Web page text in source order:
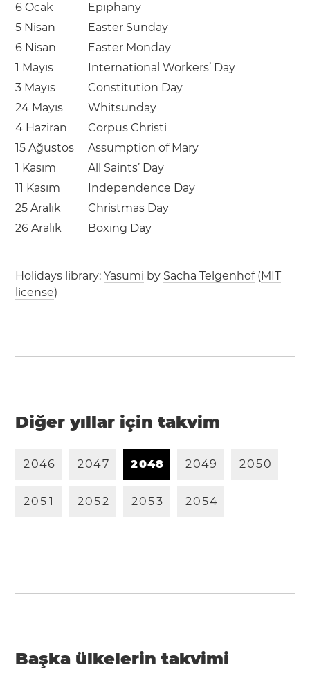
6 Ocak
Epiphany
5 Nisan
Easter Sunday
6 Nisan
Easter Monday
1 Mayıs
International Workers’ Day
3 Mayıs
Constitution Day
24 Mayıs
Whitsunday
4 Haziran
Corpus Christi
15 Ağustos
Assumption of Mary
1 Kasım
All Saints’ Day
11 Kasım
Independence Day
25 Aralık
Christmas Day
26 Aralık
Boxing Day
Holidays library:Yasumi by Sacha Telgenhof(MIT
license)
Diğer yıllar için takvim
2046 2047 2048 2049 2050
205 1 2052 2053 2054
Başka ülkelerin takvimi